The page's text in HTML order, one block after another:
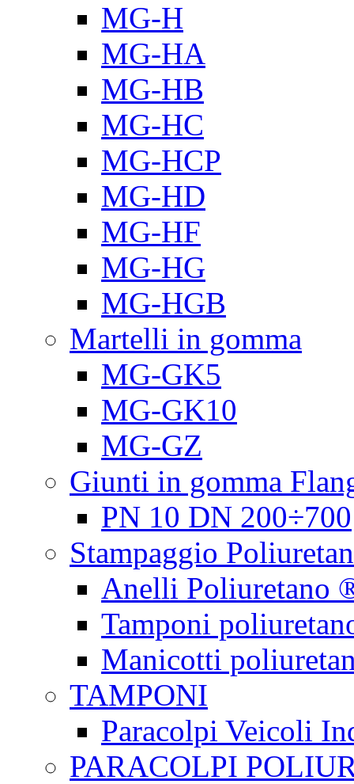
MG-H
MG-HA
MG-HB
MG-HC
MG-HCP
MG-HD
MG-HF
MG-HG
MG-HGB
Martelli in gomma
MG-GK5
MG-GK10
MG-GZ
Giunti in gomma
PN 10 DN 200÷700
Stampaggio
Anelli Poliuretano
Tamponi
Manicotti
TAMPONI
Paracolpi Veicoli
PARACOLPI